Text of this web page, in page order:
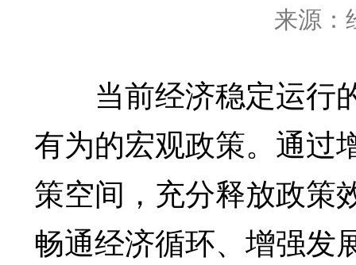
来源：
当前经济稳定运行
有为的宏观政策。通过
策空间，充分释放政策
畅通经济循环、增强发